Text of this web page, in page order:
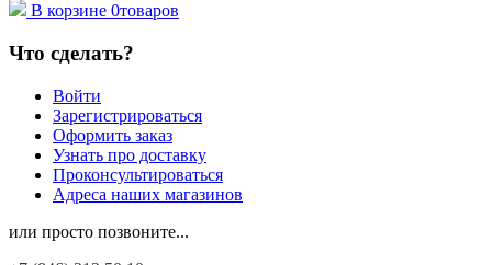
В корзине 0товаров
Что сделать?
Войти
Зарегистрироваться
Оформить заказ
Узнать про доставку
Проконсультироваться
Адреса наших магазинов
или просто позвоните...